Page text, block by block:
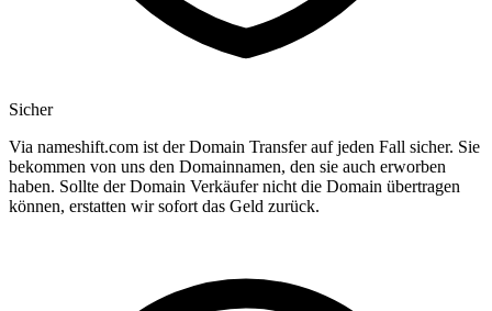
Sicher
Via nameshift.com ist der Domain Transfer auf jeden Fall sicher. Sie
bekommen von uns den Domainnamen, den sie auch erworben
haben. Sollte der Domain Verkäufer nicht die Domain übertragen
können, erstatten wir sofort das Geld zurück.